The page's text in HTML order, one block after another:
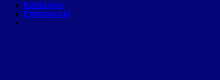
Κατάλογοι
Επικοινωνία